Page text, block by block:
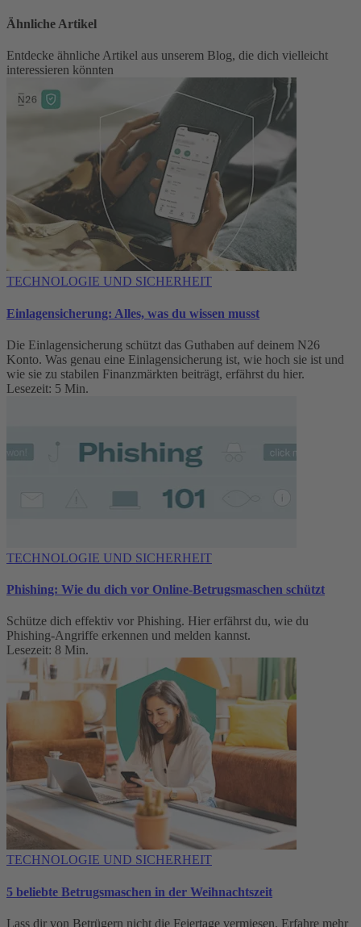
Ähnliche Artikel
Entdecke ähnliche Artikel aus unserem Blog, die dich vielleicht
interessieren könnten
TECHNOLOGIE UND SICHERHEIT
Einlagensicherung: Alles, was du wissen musst
Die Einlagensicherung schützt das Guthaben auf deinem N26
Konto. Was genau eine Einlagensicherung ist, wie hoch sie ist und
wie sie zu stabilen Finanzmärkten beiträgt, erfährst du hier.
Lesezeit: 5 Min.
TECHNOLOGIE UND SICHERHEIT
Phishing: Wie du dich vor Online-Betrugsmaschen schützt
Schütze dich effektiv vor Phishing. Hier erfährst du, wie du
Phishing-Angriffe erkennen und melden kannst.
Lesezeit: 8 Min.
TECHNOLOGIE UND SICHERHEIT
5 beliebte Betrugsmaschen in der Weihnachtszeit
Lass dir von Betrügern nicht die Feiertage vermiesen. Erfahre mehr